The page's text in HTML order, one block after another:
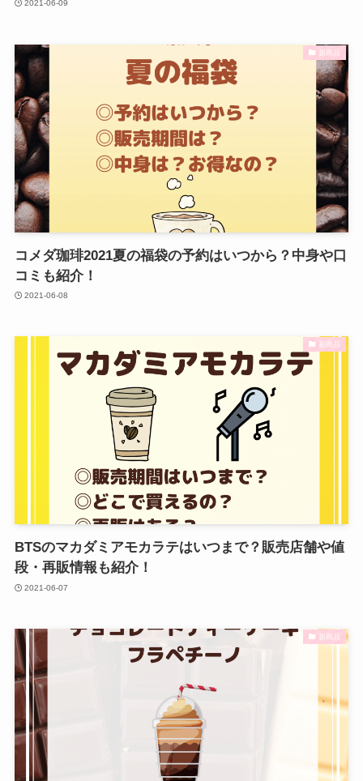
2021-06-09
新商品
コメダ珈琲2021夏の福袋の予約はいつから？中身や口
コミも紹介！
2021-06-08
新商品
BTSのマカダミアモカラテはいつまで？販売店舗や値
段・再販情報も紹介！
2021-06-07
新商品